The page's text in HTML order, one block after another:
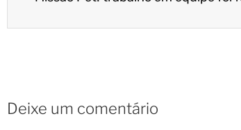
Deixe um comentário